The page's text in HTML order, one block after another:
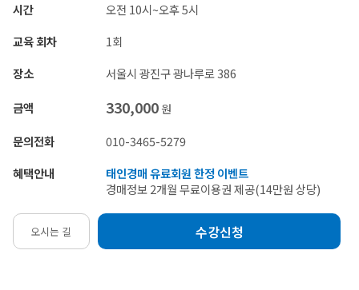
시간
오전 10시~오후 5시
교육 회차
1회
장소
서울시 광진구 광나루로 386
금액 330,000원
문의전화
010-3465-5279
혜택안내
태인경매 유료회원 한정 이벤트
경매정보 2개월 무료이용권 제공(14만원 상당)
오시는 길 수강신청